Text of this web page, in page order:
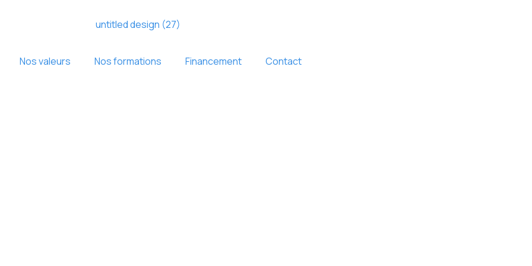
Nos valeurs Nos formations Financement Contact